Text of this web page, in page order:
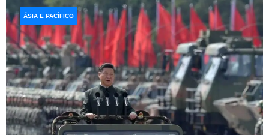
ÁSIA E PACÍFICO